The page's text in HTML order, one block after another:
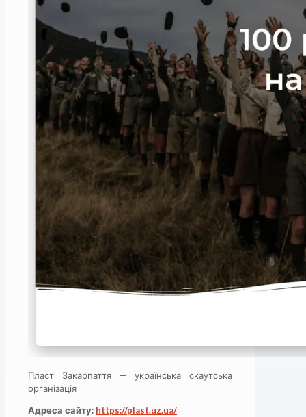
Пласт Закарпаття — українська скаутська
організація
Адреса сайту: https://plast.uz.ua/